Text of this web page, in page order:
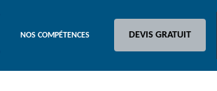
NOS COMPÉTENCES DEVIS GRATUIT